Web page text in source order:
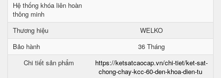
Hệ thống khóa liên hoàn
thông minh
Thương hiệu
WELKO
Bảo hành
36 Tháng
Chi tiết sản phẩm
https://ketsatcaocap.vn/chi-tiet/ket-sat-
chong-chay-kcc-60-den-khoa-dien-tu